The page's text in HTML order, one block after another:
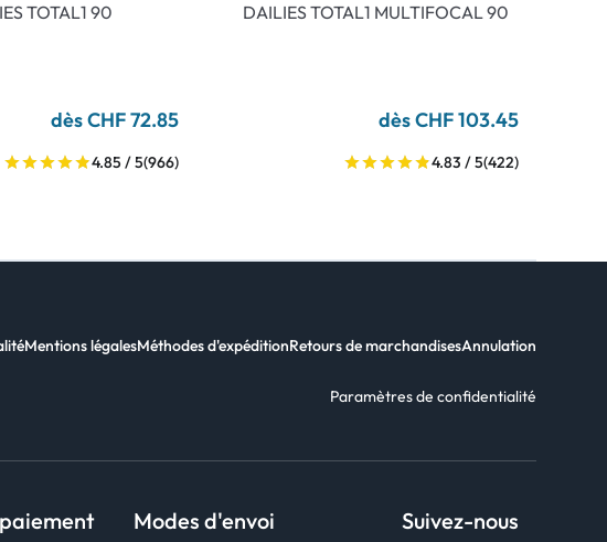
TOTAL1 90
dès CHF 72.85
4.85 / 5(966)
DAILIES TOTAL1 MULTIFOCAL 90
dès CHF 103.45
4.83 / 5(422)
Mentions légalesMéthodes d'expéditionRetours de marchandisesAnnulation
Paramètres de confidentialité
Modes d'envoi Suivez-nous